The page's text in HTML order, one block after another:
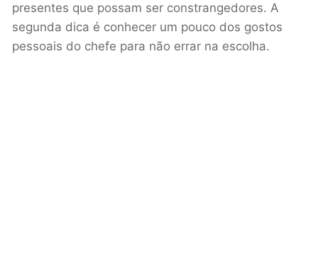
presentes que possam ser constrangedores. A
segunda dica é conhecer um pouco dos gostos
pessoais do chefe para não errar na escolha.